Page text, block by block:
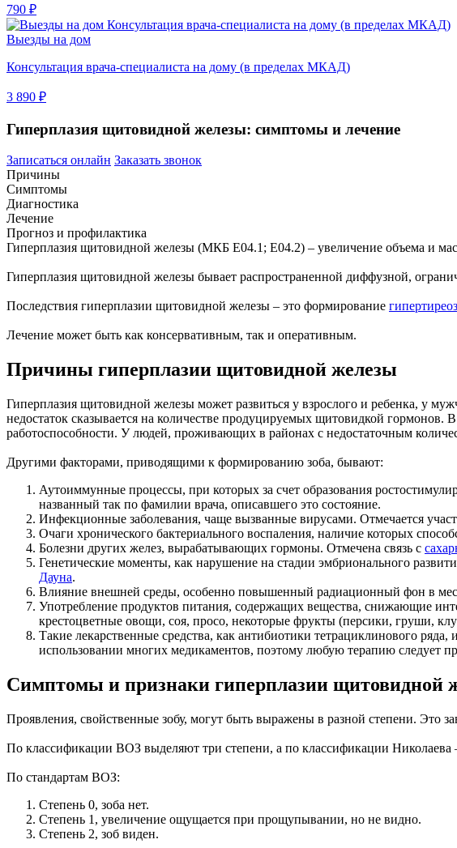
790 ₽
Выезды на дом
Консультация врача-специалиста на дому (в пределах МКАД)
3 890 ₽
Гиперплазия щитовидной железы: симптомы и лечение
Записаться онлайн Заказать звонок
Причины
Симптомы
Диагностика
Лечение
Прогноз и профилактика
Гиперплазия щитовидной железы (МКБ Е04.1; Е04.2) – увеличение объема и
Гиперплазия щитовидной железы бывает распространенной диффузной,
Последствия гиперплазии щитовидной железы – это формирование
Лечение может быть как консервативным, так и оперативным.
Причины гиперплазии щитовидной железы
Гиперплазия щитовидной железы может развиться у взрослого и ребенка, у
недостаток сказывается на количестве продуцируемых щитовидкой
работоспособности. У людей, проживающих в районах с недостаточным
Другими факторами, приводящими к формированию зоба, бывают:
Аутоиммунные процессы, при которых за счет образования
названный так по фамилии врача, описавшего это состояние.
Инфекционные заболевания, чаще вызванные вирусами. Отмечается
Очаги хронического бактериального воспаления, наличие которых
Болезни других желез, вырабатывающих гормоны. Отмечена связь с
Генетические моменты, как нарушение на стадии эмбрионального
Дауна.
Влияние внешней среды, особенно повышенный радиационный фон в
Употребление продуктов питания, содержащих вещества, снижающие
крестоцветные овощи, соя, просо, некоторые фрукты (персики, груши,
Такие лекарственные средства, как антибиотики тетрациклинового
использовании многих медикаментов, поэтому любую терапию следует
Симптомы и признаки гиперплазии щитовидной
Проявления, свойственные зобу, могут быть выражены в разной степени. Это
По классификации ВОЗ выделяют три степени, а по классификации Николаева
По стандартам ВОЗ:
Степень 0, зоба нет.
Степень 1, увеличение ощущается при прощупывании, но не видно.
Степень 2, зоб виден.